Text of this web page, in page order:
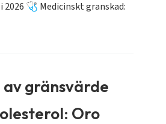
2026 🩺 Medicinskt granskad:
av gränsvärde
Oro